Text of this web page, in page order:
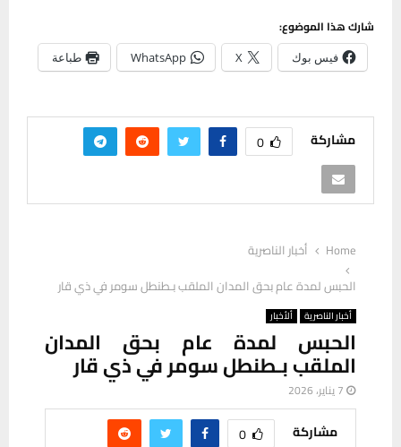
شارك هذا الموضوع:
فيس بوك X
WhatsApp طباعة
مشاركة 0
Home
أخبار الناصرية
الحبس لمدة عام بحق المدان الملقب بـطنطل سومر في ذي قار
أخبار الناصرية ألأخبار
الحبس لمدة عام بحق المدان
الملقب بـطنطل سومر في ذي قار
7 يناير، 2026
مشاركة 0